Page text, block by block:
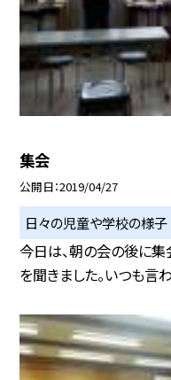
集会
公開日 2019/04/27
日々の児童や学校の様子
今日は、朝の会の後に
を聞きました。いつも言